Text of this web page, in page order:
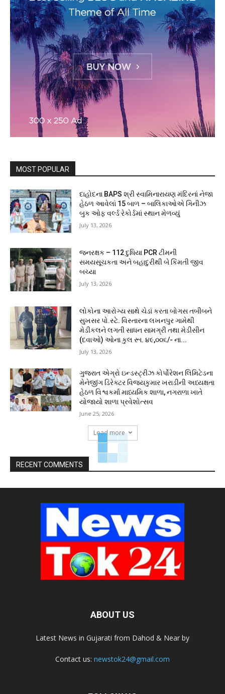
MOST POPULAR
દાહોદના BAPS શ્રી સ્વામિનારાયણ મંદિરનાં નેજા
હેઠળ આવેલાં 15 બાળ – બાલિકાઓએ ગિનીઝ
બુક ઓફ વર્લ્ડ રેકોર્ડમાં સ્થાન મેળવ્યું
July 13, 2026
જનરક્ષક – 112 દુધિયા PCR ટીમની
સમયસૂચકતા અને બહાદુરીથી બે કિંમતી જીવ
બચ્યા
July 13, 2026
લોકોના આરોગ્ય સાથે ચેડાં કરતા બોગસ તબીબને
સુખસર પો.સ્ટે. વિસ્તારના લખનપુર ગામેથી
મેડીકલને લગતી સાધન સામગ્રી તથા મેડીસીન
(દવાઓ) ઓના કુલ રૂા. ૪૯,૦૦૬/- ના...
July 13, 2026
ગુજરાત એગ્રો ઇન્ડસ્ટ્રીઝ કોર્પોરેશન લિમિટેડના
મેનેજીંગ ડિરેક્ટર વિજયકુમાર ખરાડીની અધ્યક્ષતા
હેઠળ વિશ્વકર્મા માધ્યમિક શાળા, નગરાળા ખાતે
યોજાયો શાળા પ્રવેશોત્સવ
June 25, 2026
Load more
RECENT COMMENTS
ABOUT US
Latest News in Gujarati from Dahod & Near by
Contact us: newstok24@gmail.com